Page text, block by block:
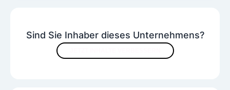
Sind Sie Inhaber dieses Unternehmens?